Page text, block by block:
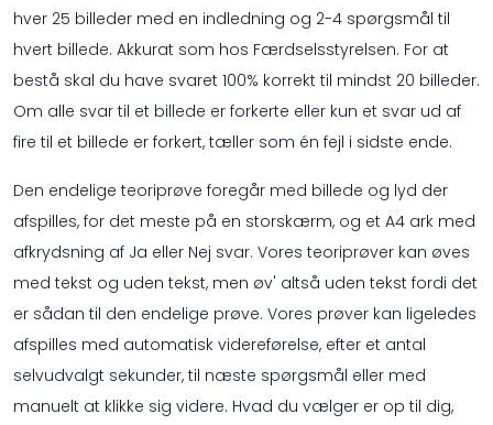
hver 25 billeder med en indledning og 2-4 spørgsmål til
hvert billede. Akkurat som hos Færdselsstyrelsen. For at
bestå skal du have svaret 100% korrekt til mindst 20 billeder.
Om alle svar til et billede er forkerte eller kun et svar ud af
fire til et billede er forkert, tæller som én fejl i sidste ende.
Den endelige teoriprøve foregår med billede og lyd der
afspilles, for det meste på en storskærm, og et A4 ark med
afkrydsning af Ja eller Nej svar. Vores teoriprøver kan øves
med tekst og uden tekst, men øv' altså uden tekst fordi det
er sådan til den endelige prøve. Vores prøver kan ligeledes
afspilles med automatisk videreførelse, efter et antal
selvudvalgt sekunder, til næste spørgsmål eller med
manuelt at klikke sig videre. Hvad du vælger er op til dig,